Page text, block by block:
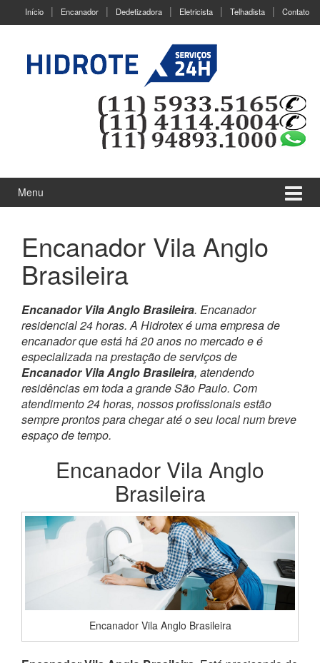
Início Encanador Dedetizadora Eletricista Telhadista Contato
Menu
Encanador Vila Anglo
Brasileira
Encanador Vila Anglo Brasileira. Encanador
residencial 24 horas. A Hidrotex é uma empresa de
encanador que está há 20 anos no mercado e é
especializada na prestação de serviços de
Encanador Vila Anglo Brasileira, atendendo
residências em toda a grande São Paulo. Com
atendimento 24 horas, nossos profissionais estão
sempre prontos para chegar até o seu local num breve
espaço de tempo.
Encanador Vila Anglo
Brasileira
Encanador Vila Anglo Brasileira